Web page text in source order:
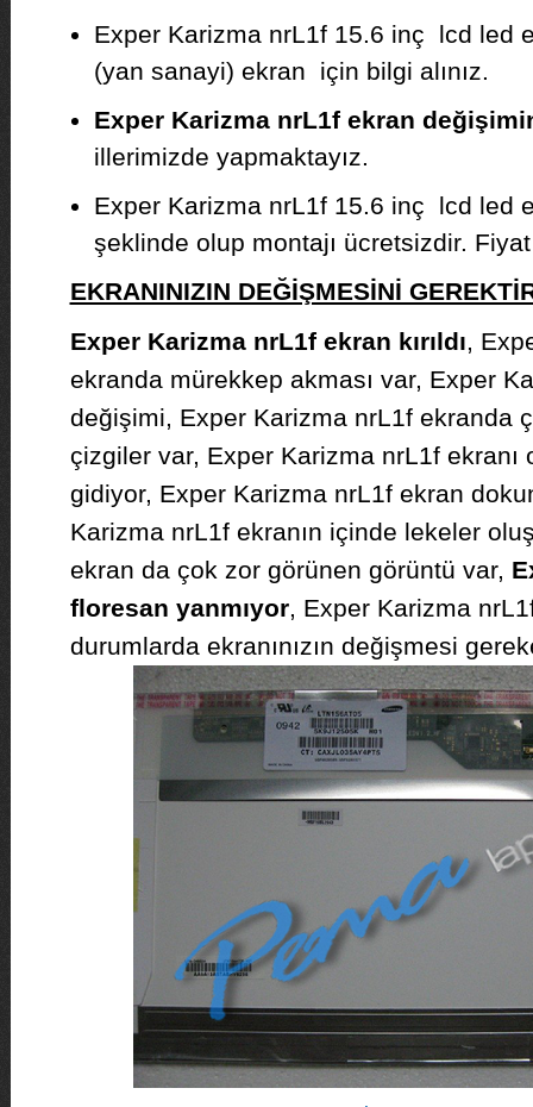
Exper Karizma nrL1f 15.6 inç lcd led
(yan sanayi) ekran için bilgi alınız.
Exper Karizma nrL1f ekran
illerimizde yapmaktayız.
Exper Karizma nrL1f 15.6 inç lcd led
şeklinde olup montajı ücretsizdir.
EKRANINIZIN DEĞİŞMESİNİ
Exper Karizma nrL1f ekran kırıldı,
ekranda mürekkep akması var, Exper
değişimi, Exper Karizma nrL1f ekranda
çizgiler var, Exper Karizma nrL1f ekranı
gidiyor, Exper Karizma nrL1f ekran
Karizma nrL1f ekranın içinde lekeler
ekran da çok zor görünen görüntü var,
floresan yanmıyor, Exper Karizma
durumlarda ekranınızın değişmesi